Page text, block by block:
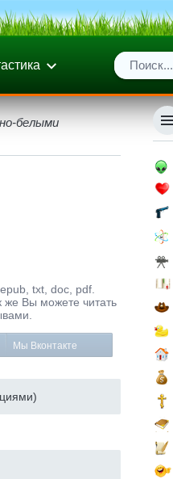
белыми
txt, doc, pdf.
же Вы можете читать
Мы Вконтакте